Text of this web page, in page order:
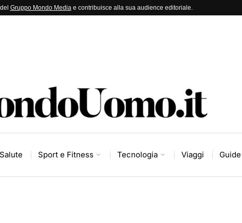
Gruppo Mondo Mediae contribuisce alla sua audience editoriale.
Salute Sport e Fitness Tecnologia Viaggi Guide